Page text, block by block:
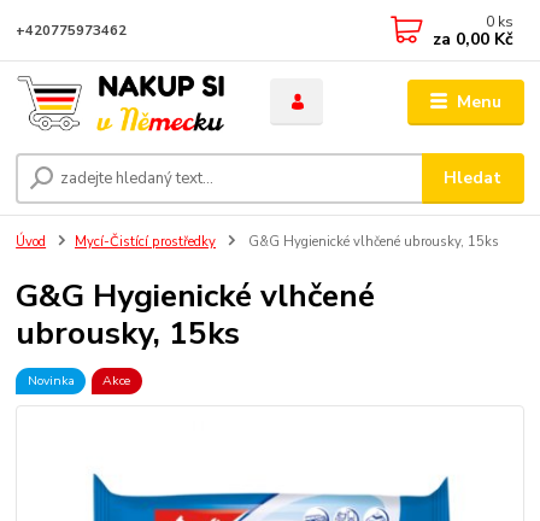
Menu
Hledat
+420775973462 0 ks
za 0,00 Kč
Úvod Mycí-Čistící prostředky G&G Hygienické vlhčené ubrousky, 15ks
G&G Hygienické vlhčené
ubrousky, 15ks
Novinka Akce